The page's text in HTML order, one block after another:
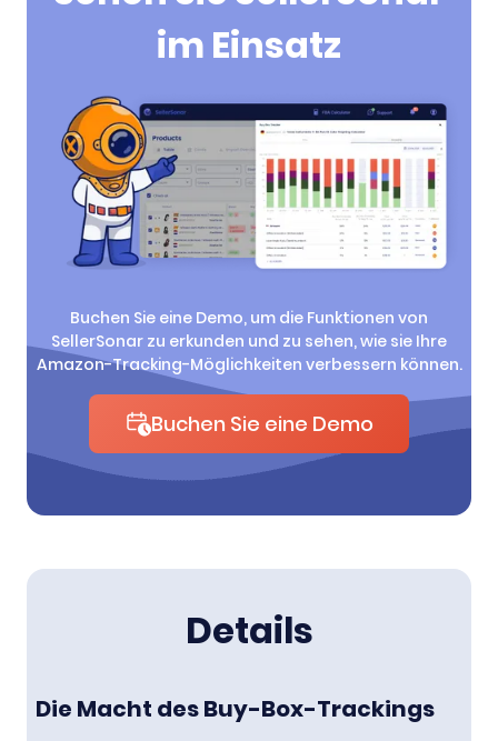
im Einsatz
Buchen Sie eine Demo, um die Funktionen von
SellerSonar zu erkunden und zu sehen, wie sie Ihre
Amazon-Tracking-Möglichkeiten verbessern können.
Buchen Sie eine Demo
Details
Die Macht des Buy-Box-Trackings